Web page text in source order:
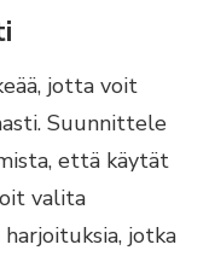
jotta voit
Suunnittele
että käytät
valita
jotka